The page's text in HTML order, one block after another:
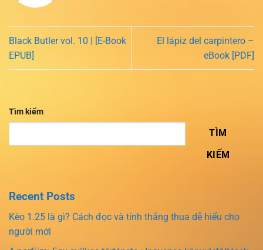
Black Butler vol. 10 | [E-Book
EPUB]
El lápiz del carpintero –
eBook [PDF]
Tìm kiếm
TÌM
KIẾM
Recent Posts
Kèo 1.25 là gì? Cách đọc và tính thắng thua dễ hiểu cho
người mới